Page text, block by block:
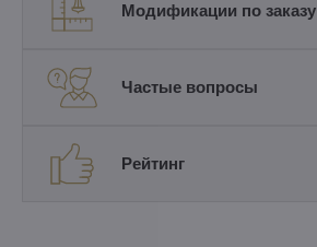
Модификации по заказу
Частые вопросы
Рейтинг